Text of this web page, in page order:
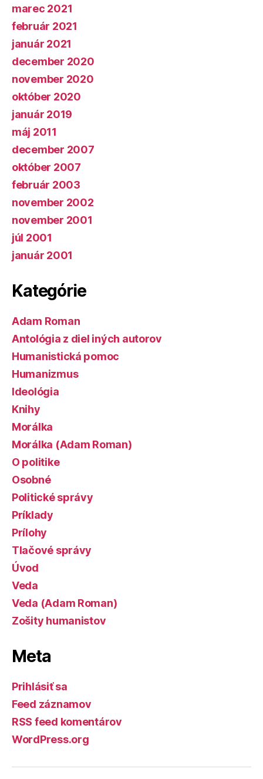
marec 2021
február 2021
január 2021
december 2020
november 2020
október 2020
január 2019
máj 2011
december 2007
október 2007
február 2003
november 2002
november 2001
júl 2001
január 2001
Kategórie
Adam Roman
Antológia z diel iných autorov
Humanistická pomoc
Humanizmus
Ideológia
Knihy
Morálka
Morálka (Adam Roman)
O politike
Osobné
Politické správy
Príklady
Prílohy
Tlačové správy
Úvod
Veda
Veda (Adam Roman)
Zošity humanistov
Meta
Prihlásiť sa
Feed záznamov
RSS feed komentárov
WordPress.org